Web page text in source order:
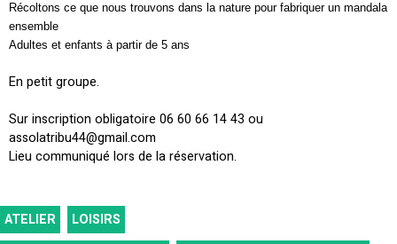
Récoltons ce que nous trouvons dans la nature pour fabriquer un mandala
ensemble
Adultes et enfants à partir de 5 ans
En petit groupe.
Sur inscription obligatoire 06 60 66 14 43 ou
assolatribu44@gmail.com
Lieu communiqué lors de la réservation.
ATELIER
LOISIRS